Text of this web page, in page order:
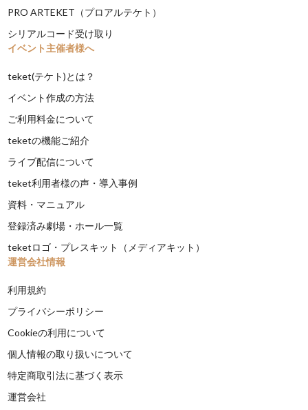
PRO ARTEKET（プロアルテケト）
シリアルコード受け取り
イベント主催者様へ
teket(テケト)とは？
イベント作成の方法
ご利用料金について
teketの機能ご紹介
ライブ配信について
teket利用者様の声・導入事例
資料・マニュアル
登録済み劇場・ホール一覧
teketロゴ・プレスキット（メディアキット）
運営会社情報
利用規約
プライバシーポリシー
Cookieの利用について
個人情報の取り扱いについて
特定商取引法に基づく表示
運営会社